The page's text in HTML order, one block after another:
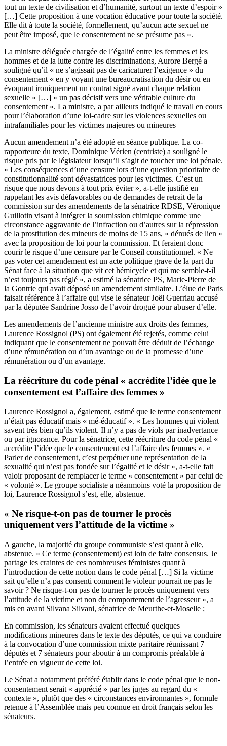
tout un texte de civilisation et d’humanité, surtout un texte d’espoir »
[…] Cette proposition à une vocation éducative pour toute la société.
Elle dit à toute la société, formellement, qu’aucun acte sexuel ne
peut être imposé, que le consentement ne se présume pas ».
La ministre déléguée chargée de l’égalité entre les femmes et les
hommes et de la lutte contre les discriminations, Aurore Bergé a
souligné qu’il « ne s’agissait pas de caricaturer l’exigence » du
consentement « en y voyant une bureaucratisation du désir ou en
évoquant ironiquement un contrat signé avant chaque relation
sexuelle » […] « un pas décisif vers une véritable culture du
consentement ». La ministre, a par ailleurs indiqué le travail en cours
pour l’élaboration d’une loi-cadre sur les violences sexuelles ou
intrafamiliales pour les victimes majeures ou mineures
Aucun amendement n’a été adopté en séance publique. La co-
rapporteure du texte, Dominique Vérien (centriste) a souligné le
risque pris par le législateur lorsqu’il s’agit de toucher une loi pénale.
« Les conséquences d’une censure lors d’une question prioritaire de
constitutionnalité sont dévastatrices pour les victimes. C’est un
risque que nous devons à tout prix éviter », a-t-elle justifié en
rappelant les avis défavorables ou de demandes de retrait de la
commission sur des amendements de la sénatrice RDSE, Véronique
Guillotin visant à intégrer la soumission chimique comme une
circonstance aggravante de l’infraction ou d’autres sur la répression
de la prostitution des mineurs de moins de 15 ans, « dénués de lien »
avec la proposition de loi pour la commission. Et feraient donc
courir le risque d’une censure par le Conseil constitutionnel. « Ne
pas voter cet amendement est un acte politique grave de la part du
Sénat face à la situation que vit cet hémicycle et qui me semble-t-il
n’est toujours pas réglé », a estimé la sénatrice PS, Marie-Pierre de
la Gontrie qui avait déposé un amendement similaire. L’élue de Paris
faisait référence à l’affaire qui vise le sénateur Joël Guerriau accusé
par la députée Sandrine Josso de l’avoir drogué pour abuser d’elle.
Les amendements de l’ancienne ministre aux droits des femmes,
Laurence Rossignol (PS) ont également été rejetés, comme celui
indiquant que le consentement ne pouvait être déduit de l’échange
d’une rémunération ou d’un avantage ou de la promesse d’une
rémunération ou d’un avantage.
La réécriture du code pénal « accrédite l’idée que le
consentement est l’affaire des femmes »
Laurence Rossignol a, également, estimé que le terme consentement
n’était pas éducatif mais « mé-éducatif ». « Les hommes qui violent
savent très bien qu’ils violent. Il n’y a pas de viols par inadvertance
ou par ignorance. Pour la sénatrice, cette réécriture du code pénal «
accrédite l’idée que le consentement est l’affaire des femmes ». «
Parler de consentement, c’est perpétuer une représentation de la
sexualité qui n’est pas fondée sur l’égalité et le désir », a-t-elle fait
valoir proposant de remplacer le terme « consentement » par celui de
« volonté ». Le groupe socialiste a néanmoins voté la proposition de
loi, Laurence Rossignol s’est, elle, abstenue.
« Ne risque-t-on pas de tourner le procès
uniquement vers l’attitude de la victime »
A gauche, la majorité du groupe communiste s’est quant à elle,
abstenue. « Ce terme (consentement) est loin de faire consensus. Je
partage les craintes de ces nombreuses féministes quant à
l’introduction de cette notion dans le code pénal […] Si la victime
sait qu’elle n’a pas consenti comment le violeur pourrait ne pas le
savoir ? Ne risque-t-on pas de tourner le procès uniquement vers
l’attitude de la victime et non du comportement de l’agresseur », a
mis en avant Silvana Silvani, sénatrice de Meurthe-et-Moselle ;
En commission, les sénateurs avaient effectué quelques
modifications mineures dans le texte des députés, ce qui va conduire
à la convocation d’une commission mixte paritaire réunissant 7
députés et 7 sénateurs pour aboutir à un compromis préalable à
l’entrée en vigueur de cette loi.
Le Sénat a notamment préféré établir dans le code pénal que le non-
consentement serait « apprécié » par les juges au regard du «
contexte », plutôt que des « circonstances environnantes », formule
retenue à l’Assemblée mais peu connue en droit français selon les
sénateurs.